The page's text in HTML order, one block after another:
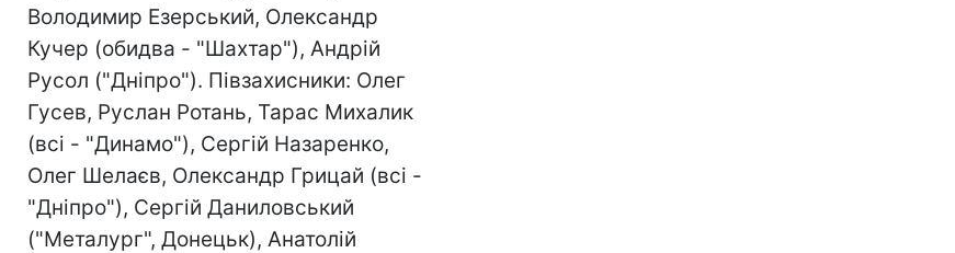
Володимир Езерський, Олександр
Кучер (обидва - "Шахтар"), Андрій
Русол ("Дніпро"). Півзахисники: Олег
Гусев, Руслан Ротань, Тарас Михалик
(всі - "Динамо"), Сергій Назаренко,
Олег Шелаєв, Олександр Грицай (всі -
"Дніпро"), Сергій Даниловський
("Металург", Донецьк), Анатолій